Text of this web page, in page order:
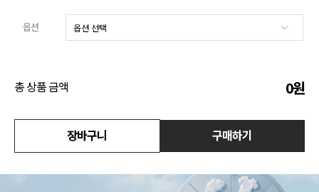
옵션
총 상품 금액 0원
장바구니 구매하기